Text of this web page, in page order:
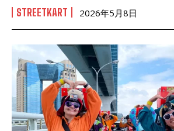
STREETKART 2026年5月8日